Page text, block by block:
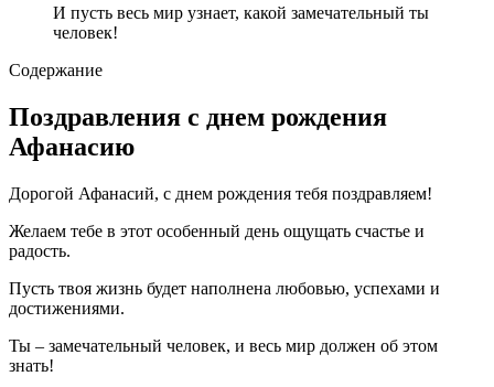
И пусть весь мир узнает, какой замечательный ты
человек!
Содержание
Поздравления с днем рождения
Афанасию
Дорогой Афанасий, с днем рождения тебя поздравляем!
Желаем тебе в этот особенный день ощущать счастье и
радость.
Пусть твоя жизнь будет наполнена любовью, успехами и
достижениями.
Ты – замечательный человек, и весь мир должен об этом
знать!